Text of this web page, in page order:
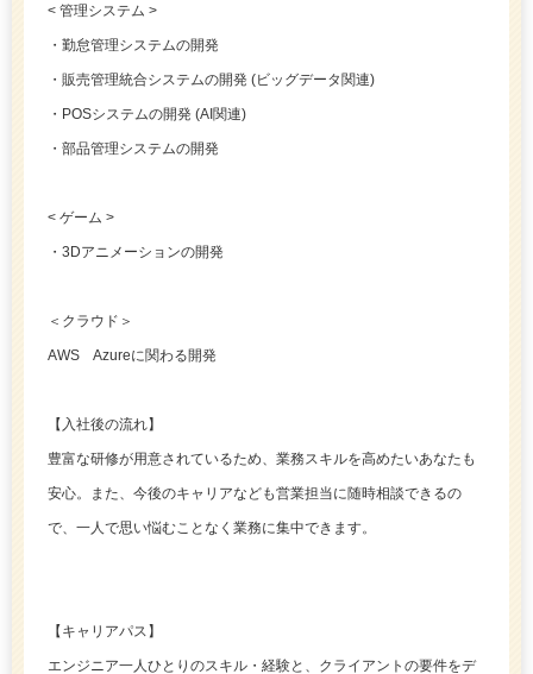
< 管理システム >
・勤怠管理システムの開発
・販売管理統合システムの開発 (ビッグデータ関連)
・POSシステムの開発 (AI関連)
・部品管理システムの開発
< ゲーム >
・3Dアニメーションの開発
＜クラウド＞
AWS Azureに関わる開発
【入社後の流れ】
豊富な研修が用意されているため、業務スキルを高めたいあなたも
安心。また、今後のキャリアなども営業担当に随時相談できるの
で、一人で思い悩むことなく業務に集中できます。
【キャリアパス】
エンジニア一人ひとりのスキル・経験と、クライアントの要件をデ